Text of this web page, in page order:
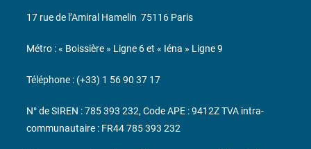
17 rue de l’Amiral Hamelin 75116 Paris
Métro : « Boissière » Ligne 6 et « Iéna » Ligne 9
Téléphone : (+33) 1 56 90 37 17
N° de SIREN : 785 393 232, Code APE : 9412Z TVA intra-
communautaire : FR44 785 393 232